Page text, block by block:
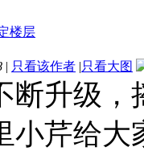
| 只看该作者 |只看大图
断升级
小芹给